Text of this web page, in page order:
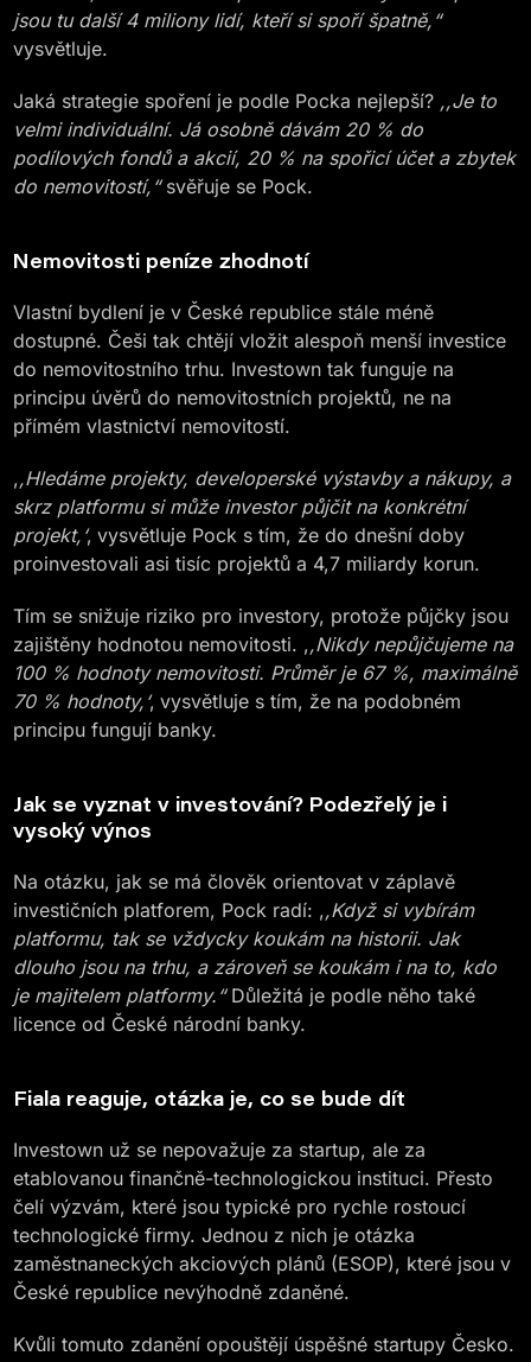
jsou tu další 4 miliony lidí, kteří si spoří špatně,“
vysvětluje.
Jaká strategie spoření je podle Pocka nejlepší? ,,Je to
velmi individuální. Já osobně dávám 20 % do
podílových fondů a akcií, 20 % na spořicí účet a zbytek
do nemovitostí,“svěřuje se Pock.
Nemovitosti peníze zhodnotí
Vlastní bydlení je v České republice stále méně
dostupné. Češi tak chtějí vložit alespoň menší investice
do nemovitostního trhu. Investown tak funguje na
principu úvěrů do nemovitostních projektů, ne na
přímém vlastnictví nemovitostí.
,,Hledáme projekty, developerské výstavby a nákupy, a
skrz platformu si může investor půjčit na konkrétní
projekt,‘‚ vysvětluje Pock s tím, že do dnešní doby
proinvestovali asi tisíc projektů a 4,7 miliardy korun.
Tím se snižuje riziko pro investory, protože půjčky jsou
zajištěny hodnotou nemovitosti. ,,Nikdy nepůjčujeme na
100 % hodnoty nemovitosti. Průměr je 67 %, maximálně
70 % hodnoty,‘‚ vysvětluje s tím, že na podobném
principu fungují banky.
Jak se vyznat v investování? Podezřelý je i
vysoký výnos
Na otázku, jak se má člověk orientovat v záplavě
investičních platforem, Pock radí: ,,Když si vybírám
platformu, tak se vždycky koukám na historii. Jak
dlouho jsou na trhu, a zároveň se koukám i na to, kdo
je majitelem platformy.“Důležitá je podle něho také
licence od České národní banky.
Fiala reaguje, otázka je, co se bude dít
Investown už se nepovažuje za startup, ale za
etablovanou finančně-technologickou instituci. Přesto
čelí výzvám, které jsou typické pro rychle rostoucí
technologické firmy. Jednou z nich je otázka
zaměstnaneckých akciových plánů (ESOP), které jsou v
České republice nevýhodně zdaněné.
Kvůli tomuto zdanění opouštějí úspěšné startupy Česko.